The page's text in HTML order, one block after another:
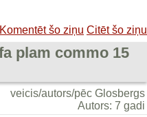
Komentēt šo ziņu Citēt šo ziņu
plam commo 15
veicis/autors/pēc Glosbergs
Autors: 7 gadi